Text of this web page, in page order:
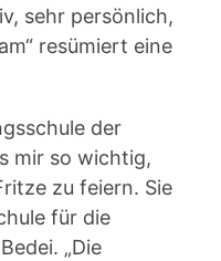
sehr persönlich,
resümiert eine
der
mir so wichtig,
zu feiern. Sie
für die
„Die